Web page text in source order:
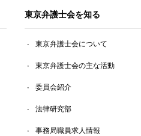
東京弁護士会を知る
東京弁護士会について
東京弁護士会の主な活動
委員会紹介
法律研究部
事務局職員求人情報